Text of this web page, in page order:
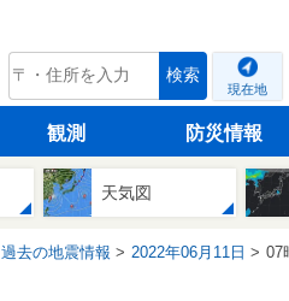
tenki.jp 検索
現在地
観測 防災情報
天気図
過去の地震情報 2022年06月11日 07